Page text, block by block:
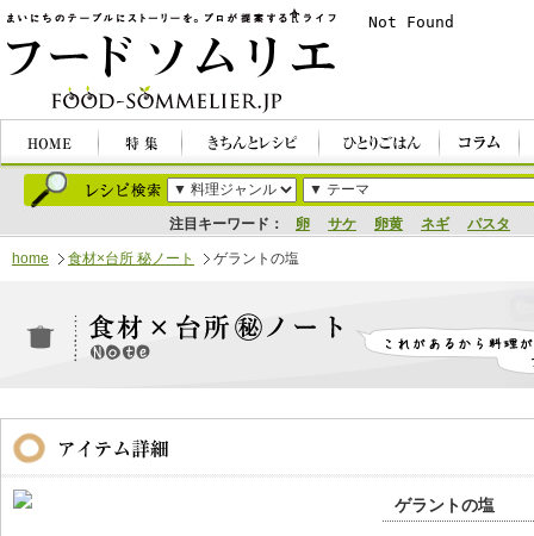
注目キーワード： 卵 サケ 卵黄 ネギ パスタ
home 食材×台所 秘ノート ゲラントの塩
ゲラントの塩